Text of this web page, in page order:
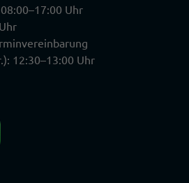
Uhr
12:30–13:00 Uhr